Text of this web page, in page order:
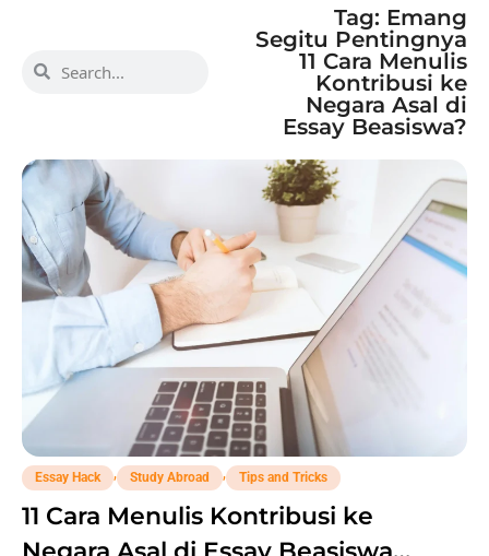
Tag: Emang
Segitu Pentingnya
11 Cara Menulis
Kontribusi ke
Negara Asal di
Essay Beasiswa?
Essay Hack Study Abroad Tips and Tricks
11 Cara Menulis Kontribusi ke